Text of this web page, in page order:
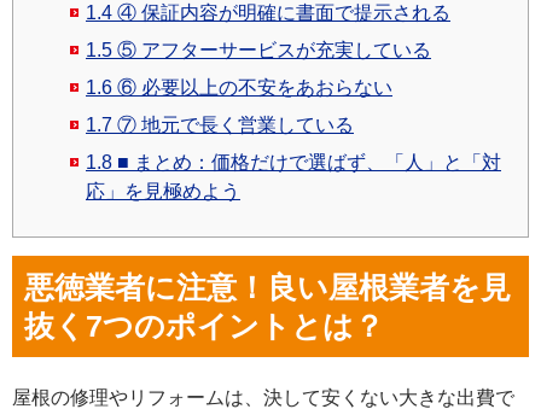
1.4 ④ 保証内容が明確に書面で提示される
1.5 ⑤ アフターサービスが充実している
1.6 ⑥ 必要以上の不安をあおらない
1.7 ⑦ 地元で長く営業している
1.8 ■ まとめ：価格だけで選ばず、「人」と「対
応」を見極めよう
悪徳業者に注意！良い屋根業者を見
抜く7つのポイントとは？
屋根の修理やリフォームは、決して安くない大きな出費で